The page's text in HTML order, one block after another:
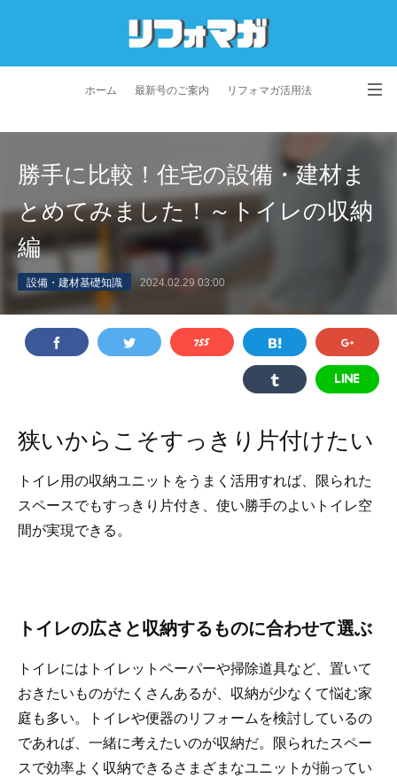
ホーム 最新号のご案内 リフォマガ活用法
プライバシーポリシー 利用規約 会社概要
勝手に比較！住宅の設備・建材ま
とめてみました！～トイレの収納
編
設備・建材基礎知識 2024.02.29 03:00
狭いからこそすっきり片付けたい
トイレ用の収納ユニットをうまく活用すれば、限られた
スペースでもすっきり片付き、使い勝手のよいトイレ空
間が実現できる。
トイレの広さと収納するものに合わせて選ぶ
トイレにはトイレットペーパーや掃除道具など、置いて
おきたいものがたくさんあるが、収納が少なくて悩む家
庭も多い。トイレや便器のリフォームを検討しているの
であれば、一緒に考えたいのが収納だ。限られたスペー
スで効率よく収納できるさまざまなユニットが揃ってい